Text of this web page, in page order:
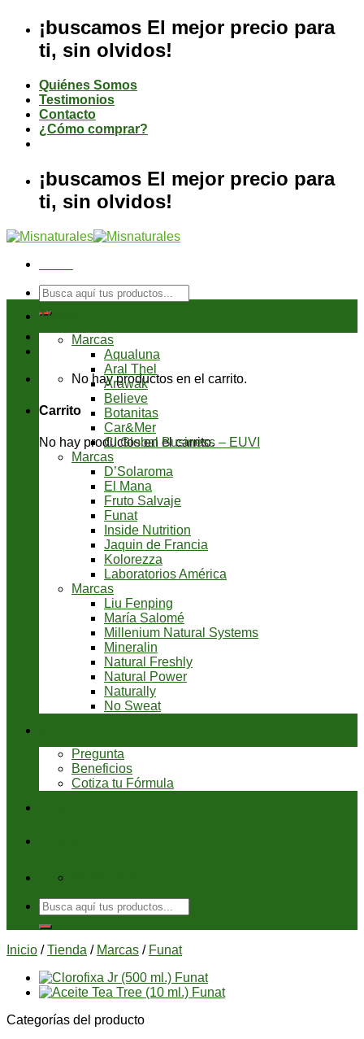
contenido
¡buscamos El mejor precio para
ti, sin olvidos!
Quiénes Somos
Testimonios
Contacto
¿Cómo comprar?
¡buscamos El mejor precio para
ti, sin olvidos!
Buscar
por:
No hay productos en el carrito.
Carrito
No hay productos en el carrito.
Tienda
Marcas
Aqualuna
Aral Thel
Arawak
Believe
Botanitas
Car&Mer
CI Global Business – EUVI
Marcas
D’Solaroma
El Mana
Fruto Salvaje
Funat
Inside Nutrition
Jaquin de Francia
Kolorezza
Laboratorios América
Marcas
Liu Fenping
María Salomé
Millenium Natural Systems
Mineralin
Natural Freshly
Natural Power
Naturally
No Sweat
Pregunta
Beneficios
Cotiza tu Fórmula
Buscar
por:
Inicio / Tienda / Marcas / Funat
Categorías del producto